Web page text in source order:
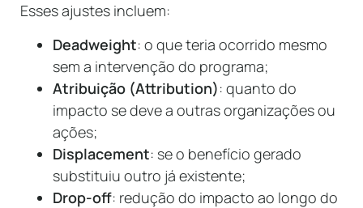
Esses ajustes incluem:
Deadweight: o que teria ocorrido mesmo
sem a intervenção do programa;
Atribuição (Attribution): quanto do
impacto se deve a outras organizações ou
ações;
Displacement: se o benefício gerado
substituiu outro já existente;
Drop-off: redução do impacto ao longo do